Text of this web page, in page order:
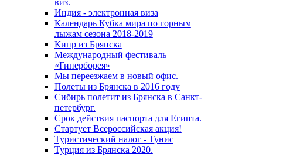
виз.
Индия - электронная виза
Календарь Кубка мира по горным
лыжам сезона 2018-2019
Кипр из Брянска
Международный фестиваль
«Гиперборея»
Мы переезжаем в новый офис.
Полеты из Брянска в 2016 году
Сибирь полетит из Брянска в Санкт-
петербург.
Срок действия паспорта для Египта.
Стартует Всероссийская акция!
Туристический налог - Тунис
Турция из Брянска 2020.